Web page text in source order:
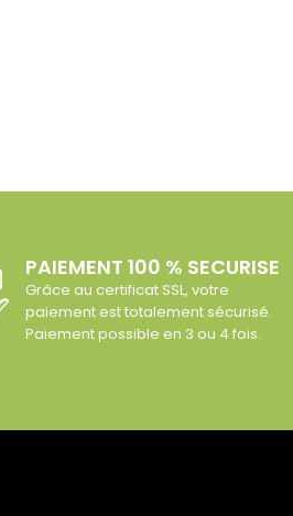
PAIEMENT 100 % SECURISE
Grâce au certificat SSL, votre
paiement est totalement sécurisé.
Paiement possible en 3 ou 4 fois.